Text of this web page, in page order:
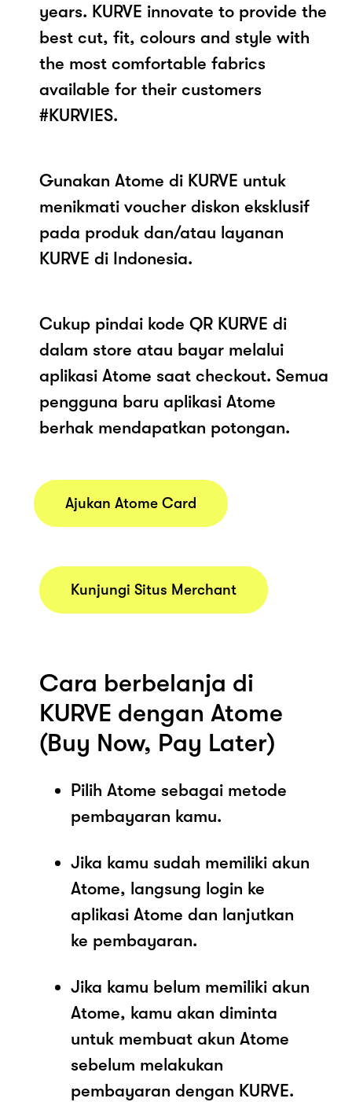
years. KURVE innovate to provide the
best cut, fit, colours and style with
the most comfortable fabrics
available for their customers
#KURVIES.
Gunakan Atome di KURVE untuk
menikmati voucher diskon eksklusif
pada produk dan/atau layanan
KURVE di Indonesia.
Cukup pindai kode QR KURVE di
dalam store atau bayar melalui
aplikasi Atome saat checkout. Semua
pengguna baru aplikasi Atome
berhak mendapatkan potongan.
Ajukan Atome Card
Kunjungi Situs Merchant
Cara berbelanja di
KURVE dengan Atome
(Buy Now, Pay Later)
Pilih Atome sebagai metode
pembayaran kamu.
Jika kamu sudah memiliki akun
Atome, langsung login ke
aplikasi Atome dan lanjutkan
ke pembayaran.
Jika kamu belum memiliki akun
Atome, kamu akan diminta
untuk membuat akun Atome
sebelum melakukan
pembayaran dengan KURVE.